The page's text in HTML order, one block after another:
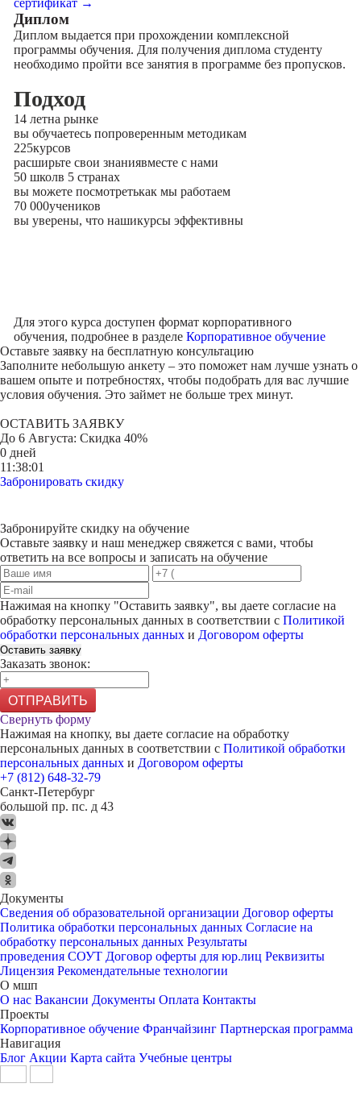
сертификат →
Диплом
Диплом выдается при прохождении комплексной
программы обучения. Для получения диплома студенту
необходимо пройти все занятия в программе без пропусков.
Подход
14 летна рынке
вы обучаетесь попроверенным методикам
225курсов
расширьте свои знаниявместе с нами
50 школв 5 странах
вы можете посмотретькак мы работаем
70 000учеников
вы уверены, что нашикурсы эффективны
Для этого курса доступен формат корпоративного
обучения, подробнее в разделе Корпоративное обучение
Оставьте заявку на бесплатную консультацию
Заполните небольшую анкету – это поможет нам лучше узнать о
вашем опыте и потребностях, чтобы подобрать для вас лучшие
условия обучения. Это займет не больше трех минут.
ОСТАВИТЬ ЗАЯВКУ
До 6 Августа: Скидка 40%
0 дней
11:38:01
Забронировать скидку
Забронируйте скидку на обучение
Оставьте заявку и наш менеджер свяжется с вами, чтобы
ответить на все вопросы и записать на обучение
Нажимая на кнопку "Оставить заявку", вы даете согласие на
обработку персональных данных в соответствии с Политикой
обработки персональных данных и Договором оферты
Оставить заявку
Заказать звонок:
ОТПРАВИТЬ
Свернуть форму
Нажимая на кнопку, вы даете согласие на обработку
персональных данных в соответствии с Политикой обработки
персональных данных и Договором оферты
+7 (812) 648-32-79
Санкт-Петербург
большой пр. пс. д 43
Документы
Сведения об образовательной организации Договор оферты
Политика обработки персональных данных Согласие на
обработку персональных данных Результаты
проведения СОУТ Договор оферты для юр.лиц Реквизиты
Лицензия Рекомендательные технологии
О мшп
О нас Вакансии Документы Оплата Контакты
Проекты
Корпоративное обучение Франчайзинг Партнерская программа
Навигация
Блог Акции Карта сайта Учебные центры